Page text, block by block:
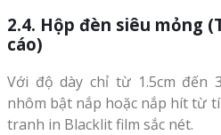
2.4. Hộp đèn siêu mỏng
cáo)
Với độ dày chỉ từ 1.5cm đến
nhôm bật nắp hoặc nắp hít từ
tranh in Blacklit film sắc nét.